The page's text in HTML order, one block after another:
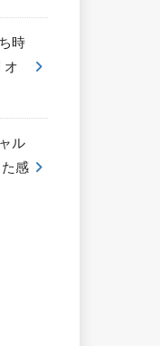
時
オ
ル
感